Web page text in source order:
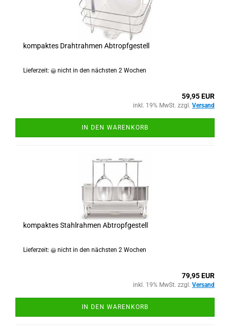
kompaktes Drahtrahmen Abtropfgestell
Lieferzeit: nicht in den nächsten 2 Wochen
59,95 EUR
inkl. 19% MwSt. zzgl. Versand
IN DEN WARENKORB
kompaktes Stahlrahmen Abtropfgestell
Lieferzeit: nicht in den nächsten 2 Wochen
79,95 EUR
inkl. 19% MwSt. zzgl. Versand
IN DEN WARENKORB